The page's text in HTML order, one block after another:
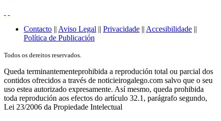
Contacto || Aviso Legal || Privacidade || Accesibilidade ||
Política de Publicación
Todos os dereitos reservados.
Queda terminantementeprohibida a reprodución total ou parcial dos
contidos ofrecidos a través de noticieirogalego.com salvo que o seu
uso estea autorizado expresamente. Así mesmo, queda prohibida
toda reprodución aos efectos do artículo 32.1, parágrafo segundo,
Lei 23/2006 da Propiedade Intelectual